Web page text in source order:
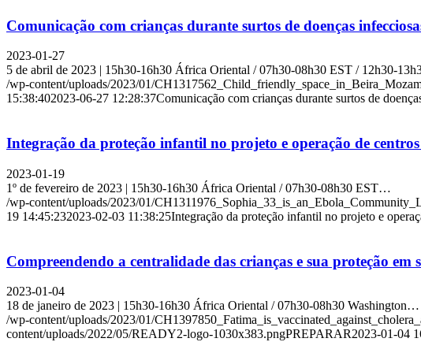
Comunicação com crianças durante surtos de doenças
2023-01-27
5 de abril de 2023 | 15h30-16h30 África Oriental / 07h30-08h30 EST / 12h30-
/wp-content/uploads/2023/01/
15:38:402023-06-27 12:28:37Comunicação com crianças durante surtos de
Integração da proteção infantil no projeto e operação de
2023-01-19
1º de fevereiro de 2023 | 15h30-16h30 África Oriental / 07h30-08h30 EST…
/wp-content/uploads/2023/01/
19 14:45:232023-02-03 11:38:25Integração da proteção infantil no projeto e
Compreendendo a centralidade das crianças e sua proteção em
2023-01-04
18 de janeiro de 2023 | 15h30-16h30 África Oriental / 07h30-08h30 Washington…
/wp-content/uploads/2023/01/
content/uploads/2022/05/READY2-logo-1030x383.pngPREPARAR2023-01-04